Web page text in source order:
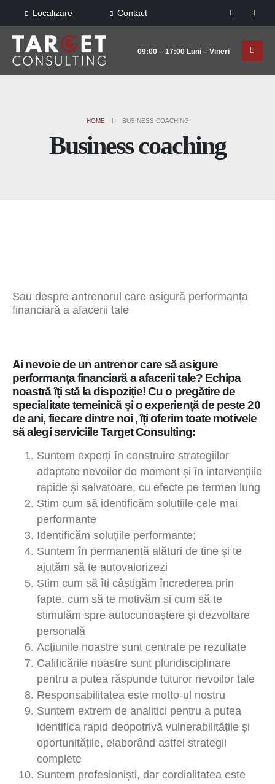
Localizare Contact
09:00 – 17:00 Luni – Vineri
HOME BUSINESS COACHING
Business coaching
Sau despre antrenorul care asigură performanța
financiară a afacerii tale
Ai nevoie de un antrenor care să asigure
performanța financiară a afacerii tale? Echipa
noastră îți stă la dispoziție! Cu o pregătire de
specialitate temeinică și o experiență de peste 20
de ani, fiecare dintre noi , îți oferim toate motivele
să alegi serviciile Target Consulting:
Suntem experți în construire strategiilor
adaptate nevoilor de moment și în intervențiile
rapide și salvatoare, cu efecte pe termen lung
Știm cum să identificăm soluțiile cele mai
performante
Identificăm soluţiile performante;
Suntem în permanență alături de tine și te
ajutăm să te autovalorizezi
Știm cum să îți câștigăm încrederea prin
fapte, cum să te motivăm și cum să te
stimulăm spre autocunoaștere și dezvoltare
personală
Acțiunile noastre sunt centrate pe rezultate
Calificările noastre sunt pluridisciplinare
pentru a putea răspunde tuturor nevoilor tale
Responsabilitatea este motto-ul nostru
Suntem extrem de analitici pentru a putea
identifica rapid deopotrivă vulnerabilitățile și
oportunitățile, elaborând astfel strategii
complete
Suntem profesioniști, dar cordialitatea este